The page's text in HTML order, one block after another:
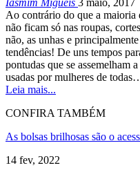
Ao contrário do que a maioria
não ficam só nas roupas,
não, as unhas e
tendências! De uns tempos
pontudas que se assemelham
usadas por mulheres de
Leia mais...
CONFIRA TAMBÉM
As bolsas brilhosas são o
14 fev, 2022